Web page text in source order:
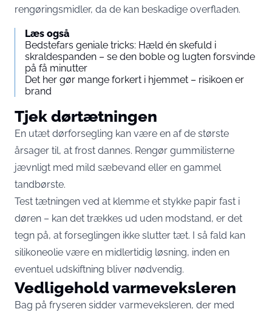
rengøringsmidler, da de kan beskadige overfladen.
Læs også
Bedstefars geniale tricks: Hæld én skefuld i
skraldespanden – se den boble og lugten forsvinde
på få minutter
Det her gør mange forkert i hjemmet – risikoen er
brand
Tjek dørtætningen
En utæt dørforsegling kan være en af de største
årsager til, at frost dannes. Rengør gummilisterne
jævnligt med mild sæbevand eller en gammel
tandbørste.
Test tætningen ved at klemme et stykke papir fast i
døren – kan det trækkes ud uden modstand, er det
tegn på, at forseglingen ikke slutter tæt. I så fald kan
silikoneolie være en midlertidig løsning, inden en
eventuel udskiftning bliver nødvendig.
Vedligehold varmeveksleren
Bag på fryseren sidder varmeveksleren, der med